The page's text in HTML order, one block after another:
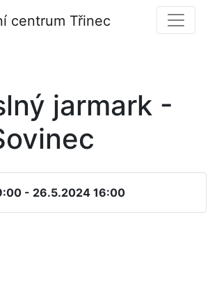
jarmark -
- 26.5.2024 16:00